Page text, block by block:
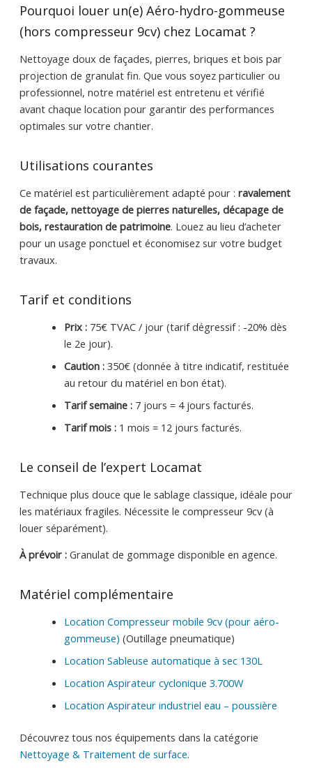
Pourquoi louer un(e) Aéro-hydro-gommeuse
(hors compresseur 9cv) chez Locamat ?
Nettoyage doux de façades, pierres, briques et bois par
projection de granulat fin. Que vous soyez particulier ou
professionnel, notre matériel est entretenu et vérifié
avant chaque location pour garantir des performances
optimales sur votre chantier.
Utilisations courantes
Ce matériel est particulièrement adapté pour : ravalement
de façade, nettoyage de pierres naturelles, décapage de
bois, restauration de patrimoine. Louez au lieu d’acheter
pour un usage ponctuel et économisez sur votre budget
travaux.
Tarif et conditions
Prix :75€ TVAC / jour (tarif dégressif : -20% dès
le 2e jour).
Caution :350€ (donnée à titre indicatif, restituée
au retour du matériel en bon état).
Tarif semaine :7 jours = 4 jours facturés.
Tarif mois :1 mois = 12 jours facturés.
Le conseil de l’expert Locamat
Technique plus douce que le sablage classique, idéale pour
les matériaux fragiles. Nécessite le compresseur 9cv (à
louer séparément).
À prévoir :Granulat de gommage disponible en agence.
Matériel complémentaire
Location Compresseur mobile 9cv (pour aéro-
gommeuse) (Outillage pneumatique)
Location Sableuse automatique à sec 130L
Location Aspirateur cyclonique 3.700W
Location Aspirateur industriel eau – poussière
Découvrez tous nos équipements dans la catégorie
Nettoyage & Traitement de surface.